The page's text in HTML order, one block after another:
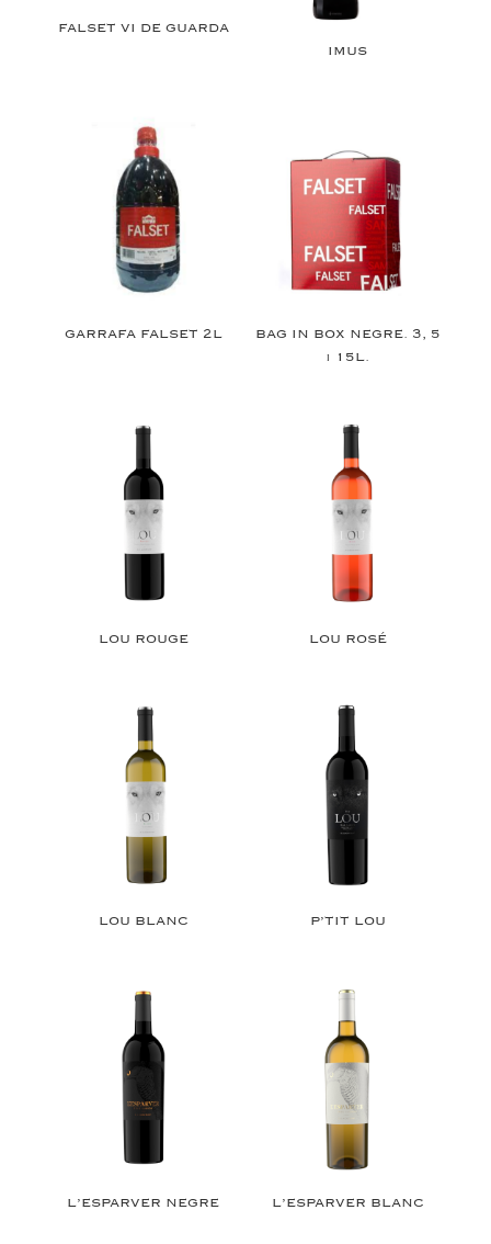
FALSET VI DE GUARDA
IMUS
GARRAFA FALSET 2L
BAG IN BOX NEGRE. 3, 5
i 15L.
LOU ROUGE LOU ROSÉ
LOU BLANC P’TIT LOU
L’ESPARVER NEGRE L’ESPARVER BLANC